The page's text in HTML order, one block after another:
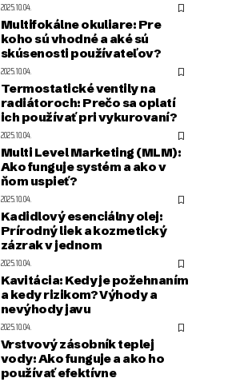
2025.10.04.
Multifokálne okuliare: Pre
koho sú vhodné a aké sú
skúsenosti používateľov?
2025.10.04.
Termostatické ventily na
radiátoroch: Prečo sa oplatí
ich používať pri vykurovaní?
2025.10.04.
Multi Level Marketing (MLM):
Ako funguje systém a ako v
ňom uspieť?
2025.10.04.
Kadidlový esenciálny olej:
Prírodný liek a kozmetický
zázrak v jednom
2025.10.04.
Kavitácia: Kedy je požehnaním
a kedy rizikom? Výhody a
nevýhody javu
2025.10.04.
Vrstvový zásobník teplej
vody: Ako funguje a ako ho
používať efektívne